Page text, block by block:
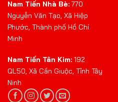
Nam Tiến Nhà Bè: 770
Nguyễn Văn Tạo, Xã Hiệp
Phước, Thành phố Hồ Chí
Minh
Nam Tiến Tân Kim: 192
QL50, Xã Cần Giuộc, Tỉnh Tây
Ninh